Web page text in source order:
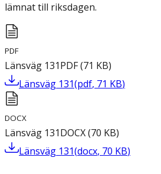
lämnat till riksdagen.
PDF
Länsväg 131PDF(71 KB)
Länsväg 131(pdf, 71 KB)
DOCX
Länsväg 131DOCX(70 KB)
Länsväg 131(docx, 70 KB)